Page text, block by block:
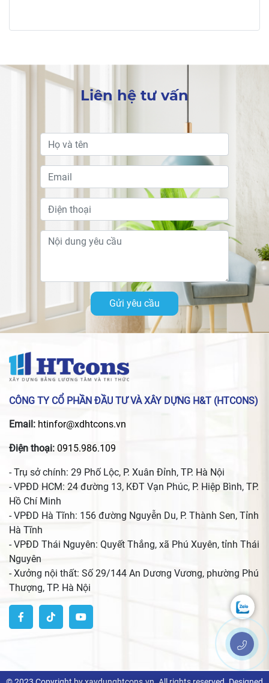
Liên hệ tư vấn
Gửi yêu cầu
CÔNG TY CỔ PHẦN ĐẦU TƯ VÀ XÂY DỰNG H&T (HTCONS)
Email: htinfor@xdhtcons.vn
Điện thoại: 0915.986.109
- Trụ sở chính: 29 Phố Lộc, P. Xuân Đỉnh, TP. Hà Nội
- VPĐD HCM: 24 đường 13, KĐT Vạn Phúc, P. Hiệp Bình, TP.
Hồ Chí Minh
- VPĐD Hà Tĩnh: 156 đường Nguyễn Du, P. Thành Sen, Tỉnh
Hà Tĩnh
- VPĐD Thái Nguyên: Quyết Thắng, xã Phú Xuyên, tỉnh Thái
Nguyên
- Xưởng nội thất: Số 29/144 An Dương Vương, phường Phú
Thượng, TP. Hà Nội